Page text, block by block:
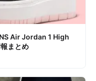
Air Jordan 1 High
報まとめ